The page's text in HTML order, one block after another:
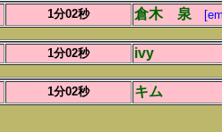
1分02秒 倉木 泉
1分02秒 ivy
1分02秒 キム